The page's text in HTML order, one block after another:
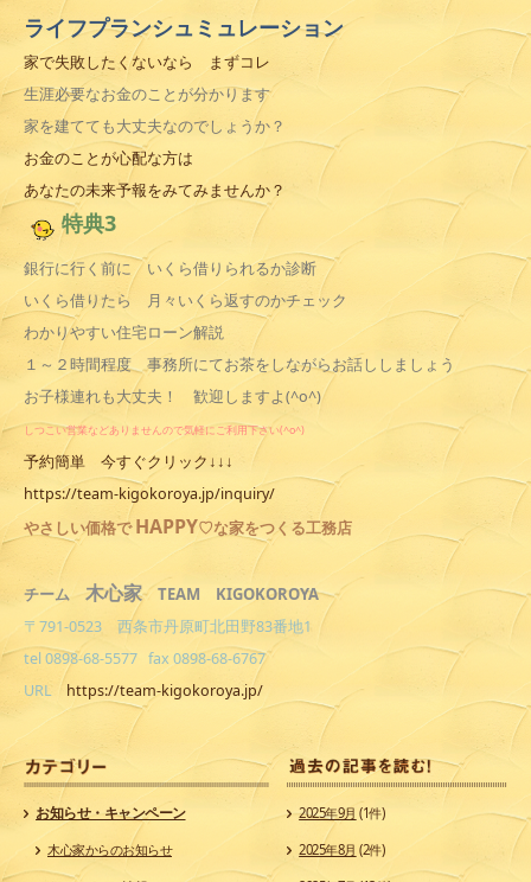
ライフプランシュミュレーション
家で失敗したくないなら まずコレ
生涯必要なお金のことが分かります
家を建てても大丈夫なのでしょうか？
お金のことが心配な方は
あなたの未来予報をみてみませんか？
特典3
銀行に行く前に いくら借りられるか診断
いくら借りたら 月々いくら返すのかチェック
わかりやすい住宅ローン解説
１～２時間程度 事務所にてお茶をしながらお話ししましょう
お子様連れも大丈夫！ 歓迎しますよ(^o^)
しつこい営業などありませんので気軽にご利用下さい(^o^)
予約簡単 今すぐクリック↓↓↓
https://team-kigokoroya.jp/inquiry/
やさしい価格でHAPPY♡な家をつくる工務店
チーム 木心家 TEAM KIGOKOROYA
〒791-0523 西条市丹原町北田野83番地1
tel 0898-68-5577 fax 0898-68-6767
URL https://team-kigokoroya.jp/
お知らせ・キャンペーン
木心家からのお知らせ
2025年9月 (1件)
2025年8月 (2件)